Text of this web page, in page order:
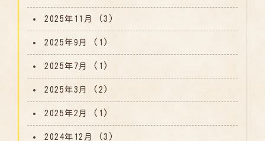
2025年11月 (3)
2025年9月 (1)
2025年7月 (1)
2025年3月 (2)
2025年2月 (1)
2024年12月 (3)